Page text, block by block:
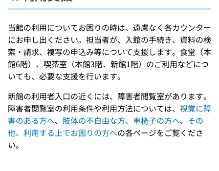
当館の利用についてお困りの時は、遠慮なく各カウンター
にお申し出ください。担当者が、入館の手続き、資料の検
索・請求、複写の申込み等について支援します。食堂（本
館6階）、喫茶室（本館3階、新館1階）のご利用などにつ
いても、必要な支援を行います。
新館の利用者入口の近くには、障害者閲覧室があります。
障害者閲覧室の利用条件や利用方法については、 視覚に障
害のある方へ、 肢体の不自由な方、車椅子の方へ、 その
他、利用する上でお困りの方への各ページをご覧くださ
い。